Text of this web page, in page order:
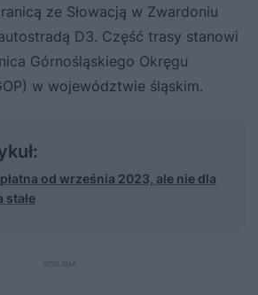
ze Słowacją w Zwardoniu
D3. Część trasy stanowi
Górnośląskiego Okręgu
w województwie śląskim.
od września 2023, ale nie dla
stałe